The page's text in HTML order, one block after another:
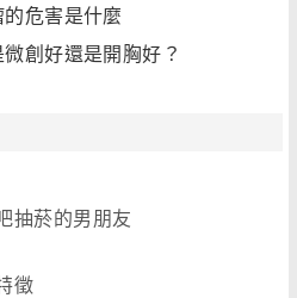
危害是什麼
創好還是開胸好？
抽菸的男朋友
徵